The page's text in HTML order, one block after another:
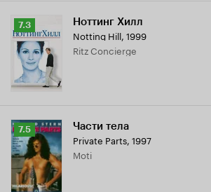
Рейтинг
Кинопоиска
7.3
7.3 Ноттинг Хилл
Notting Hill, 1999
Ritz Concierge
Рейтинг
Кинопоиска
7.5
7.5 Части тела
Private Parts, 1997
Moti